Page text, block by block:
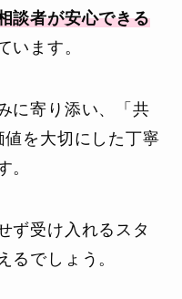
談者が安心できる
います。
に寄り添い、「共
を大切にした丁寧
。
ず受け入れるスタ
るでしょう。